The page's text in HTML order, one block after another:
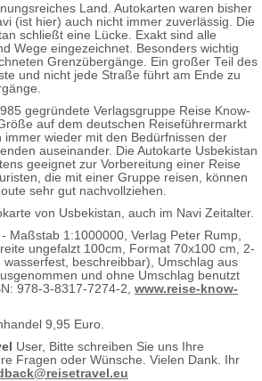
Land. Autokarten waren bisher
(ist hier) auch nicht immer zuverlässig. Die
schließt eine Lücke. Exakt sind alle
Wege eingezeichnet. Besonders wichtig
Grenzübergänge. Ein großer Teil des
und nicht jede Straße führt am Ende zu
gegründete Verlagsgruppe Reise Know-
auf dem deutschen Reiseführermarkt
immer wieder mit den Bedürfnissen der
auseinander. Die Autokarte Usbekistan
geeignet zur Vorbereitung einer Reise
die mit einer Gruppe reisen, können
sehr gut nachvollziehen.
von Usbekistan, auch im Navi Zeitalter.
- Maßstab 1:1000000, Verlag Peter Rump,
ungefalzt 100cm, Format 70x100 cm, 2-
beschreibbar), Umschlag aus
und ohne Umschlag benutzt
978-3-8317-7274-2, www.reise-know-
9,95 Euro.
User, Bitte schreiben Sie uns Ihre
Fragen oder Wünsche. Vielen Dank. Ihr